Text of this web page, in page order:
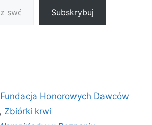
Subskrybuj
Honorowych Dawców
, Zbiórki krwi